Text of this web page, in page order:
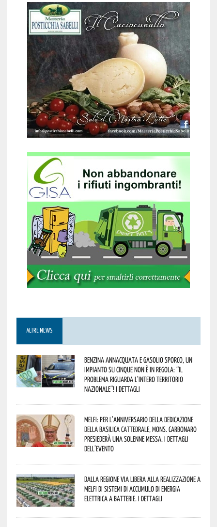
ALTRE NEWS
Benzina annacquata e gasolio sporco, un
impianto su cinque non è in regola: “il
problema riguarda l’intero territorio
Nazionale”! I dettagli
Melfi: per l’anniversario della Dedicazione
della Basilica Cattedrale, Mons. Carbonaro
presiederà una solenne messa. I dettagli
dell’evento
Dalla Regione via libera alla realizzazione a
Melfi di sistemi di accumulo di energia
elettrica a batterie. I dettagli